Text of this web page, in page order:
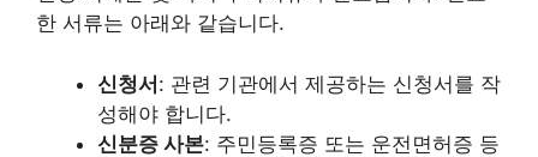
한 서류는 아래와 같습니다.
신청서: 관련 기관에서 제공하는 신청서를 작
성해야 합니다.
신분증 사본: 주민등록증 또는 운전면허증 등